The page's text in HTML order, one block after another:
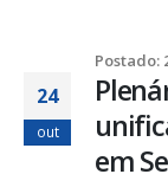
Postado:
24
out
em